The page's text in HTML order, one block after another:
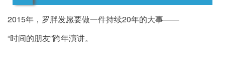
2015年，罗胖发愿要做一件持续20年的大事——
“时间的朋友”跨年演讲。